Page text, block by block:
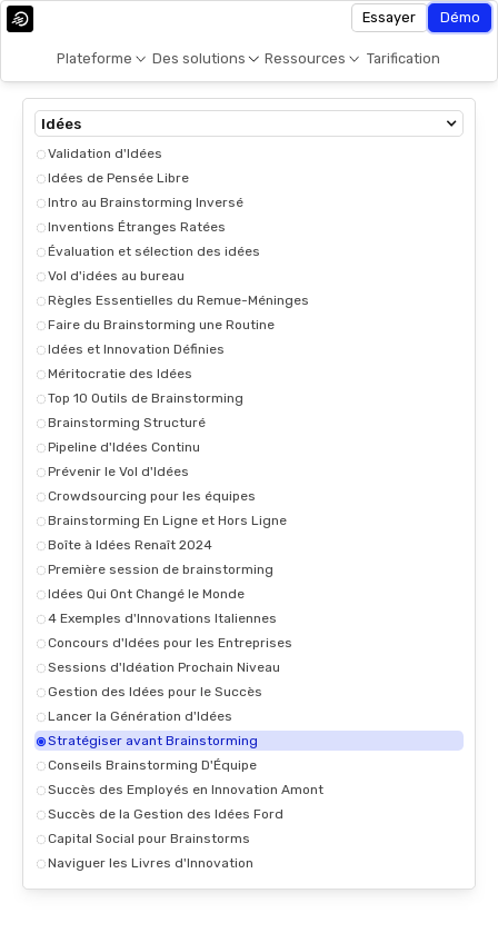
Plateforme Des solutions Ressources Tarification
Essayer Démo
Idées
Validation d'Idées
Idées de Pensée Libre
Intro au Brainstorming Inversé
Inventions Étranges Ratées
Évaluation et sélection des idées
Vol d'idées au bureau
Règles Essentielles du Remue-Méninges
Faire du Brainstorming une Routine
Idées et Innovation Définies
Méritocratie des Idées
Top 10 Outils de Brainstorming
Brainstorming Structuré
Pipeline d'Idées Continu
Prévenir le Vol d'Idées
Crowdsourcing pour les équipes
Brainstorming En Ligne et Hors Ligne
Boîte à Idées Renaît 2024
Première session de brainstorming
Idées Qui Ont Changé le Monde
4 Exemples d'Innovations Italiennes
Concours d'Idées pour les Entreprises
Sessions d'Idéation Prochain Niveau
Gestion des Idées pour le Succès
Lancer la Génération d'Idées
Stratégiser avant Brainstorming
Conseils Brainstorming D'Équipe
Succès des Employés en Innovation Amont
Succès de la Gestion des Idées Ford
Capital Social pour Brainstorms
Naviguer les Livres d'Innovation